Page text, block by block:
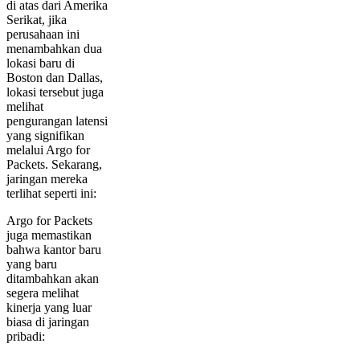
di atas dari Amerika
Serikat, jika
perusahaan ini
menambahkan dua
lokasi baru di
Boston dan Dallas,
lokasi tersebut juga
melihat
pengurangan latensi
yang signifikan
melalui Argo for
Packets. Sekarang,
jaringan mereka
terlihat seperti ini:
Argo for Packets
juga memastikan
bahwa kantor baru
yang baru
ditambahkan akan
segera melihat
kinerja yang luar
biasa di jaringan
pribadi: